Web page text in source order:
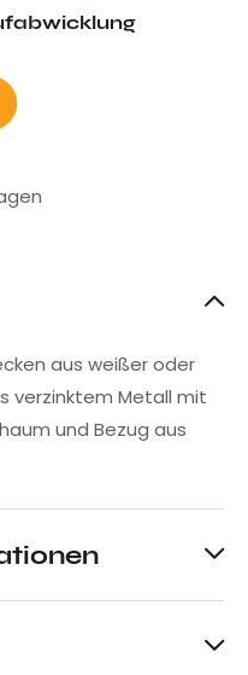
aus weißer oder
verzinktem Metall mit
und Bezug aus